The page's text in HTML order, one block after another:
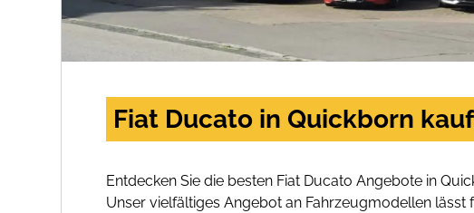
Fiat Ducato in Quickborn
Entdecken Sie die besten Fiat Ducato Angebote in
Unser vielfältiges Angebot an Fahrzeugmodellen lässt